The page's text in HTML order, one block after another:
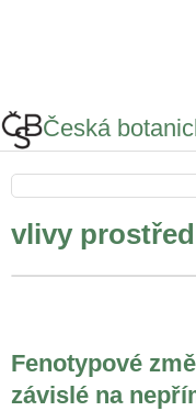
Česká
vlivy
Fenotypové
závislé na